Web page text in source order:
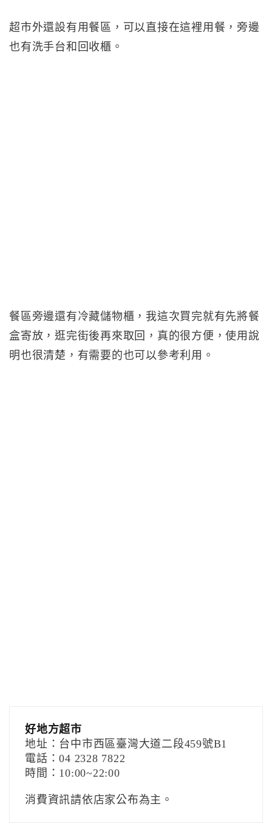
超市外還設有用餐區，可以直接在這裡用餐，旁邊
也有洗手台和回收櫃。
餐區旁邊還有冷藏儲物櫃，我這次買完就有先將餐
盒寄放，逛完街後再來取回，真的很方便，使用說
明也很清楚，有需要的也可以參考利用。
好地方超市
地址：台中市西區臺灣大道二段459號B1
電話：04 2328 7822
時間：10:00~22:00
消費資訊請依店家公布為主。